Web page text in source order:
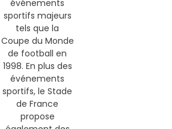
événements
sportifs majeurs
tels que la
Coupe du Monde
de football en
1998. En plus des
événements
sportifs, le Stade
de France
propose